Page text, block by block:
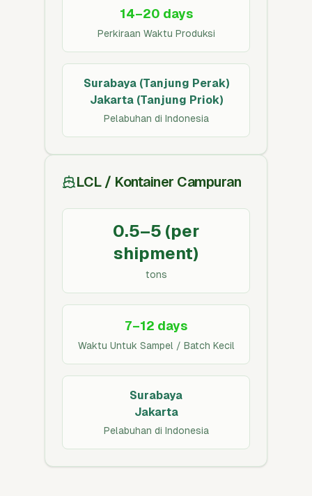
14–20 days
Perkiraan Waktu Produksi
Surabaya (Tanjung Perak)
Jakarta (Tanjung Priok)
Pelabuhan di Indonesia
LCL / Kontainer Campuran
0.5–5 (per
shipment)
tons
7–12 days
Waktu Untuk Sampel / Batch Kecil
Surabaya
Jakarta
Pelabuhan di Indonesia